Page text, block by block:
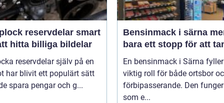
reservdelar smart
hitta billiga bildelar
reservdelar själv på en
har blivit ett populärt sätt
spara pengar och g...
Bensinmack i särna mer än
bara ett stopp för att
En bensinmack i Särna
viktig roll för både ortsbor
förbipasserande. Den
som e...